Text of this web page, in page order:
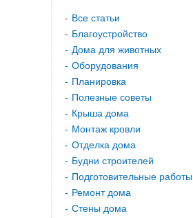
Все статьи
Благоустройство
Дома для животных
Оборудования
Планировка
Полезные советы
Крыша дома
Монтаж кровли
Отделка дома
Будни строителей
Подготовительные работы
Ремонт дома
Стены дома